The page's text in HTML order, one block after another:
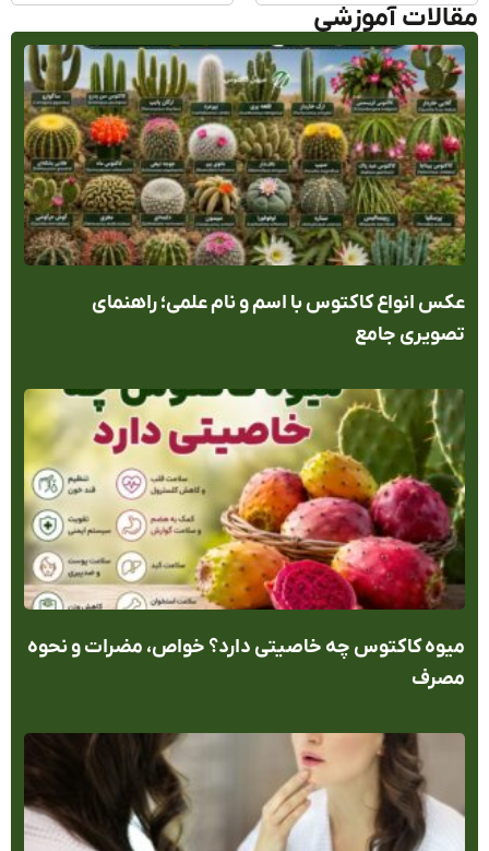
آموزشی
انواع کاکتوس با اسم و نام علمی؛ راهنمای
جامع
کاکتوس چه خاصیتی دارد؟ خواص، مضرات و نحوه